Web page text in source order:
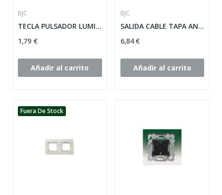
BJC
TECLA PULSADOR LUMINOSO SIMBOLO LUZ ESTRECHA...
1,79 €
Añadir al carrito
BJC
SALIDA CABLE TAPA ANCHA SOL TEIDE ref: 17034-A
6,84 €
Añadir al carrito
Fuera De Stock